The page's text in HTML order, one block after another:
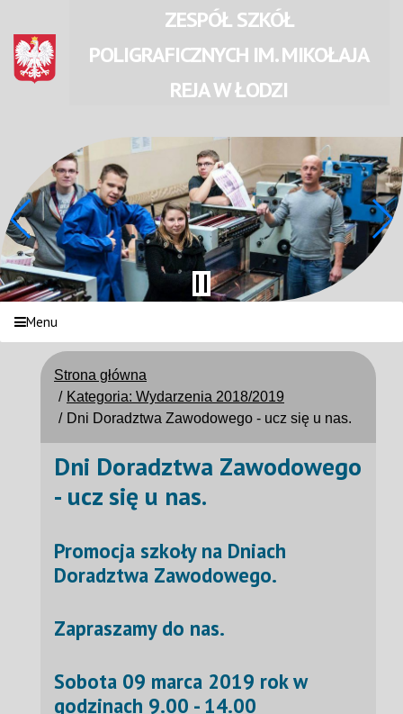
ZESPÓŁ SZKÓŁ
POLIGRAFICZNYCHIM. MIKOŁAJA
REJAW ŁODZI
Menu
Strona główna
Kategoria: Wydarzenia 2018/2019
Dni Doradztwa Zawodowego - ucz się u nas.
Dni Doradztwa Zawodowego
- ucz się u nas.
Promocja szkoły na Dniach
Doradztwa Zawodowego.
Zapraszamy do nas.
Sobota 09 marca 2019 rok w
godzinach 9.00 - 14.00